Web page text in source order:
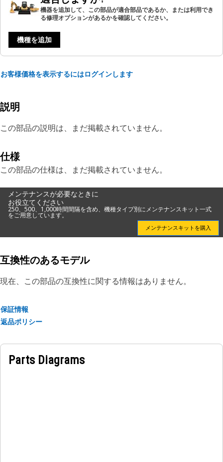
機器を追加して、この部品が適合部品であるか、または利用でき
る修理オプションがあるかを確認してください。
機種を追加
お客様価格を表示するにはログインします
説明
この部品の説明は、まだ掲載されていません。
仕様
この部品の仕様は、まだ掲載されていません。
メンテナンスが必要なときに
お役立てください
250、500、1,000時間間隔を含め、機種タイプ別にメンテナンスキット一式
をご用意しています。
メンテナンスキットを購入
互換性のあるモデル
現在、この部品の互換性に関する情報はありません。
保証情報
返品ポリシー
Parts Diagrams